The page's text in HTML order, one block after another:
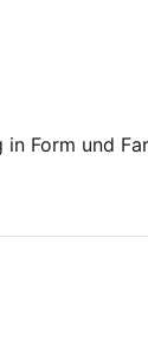
Form und